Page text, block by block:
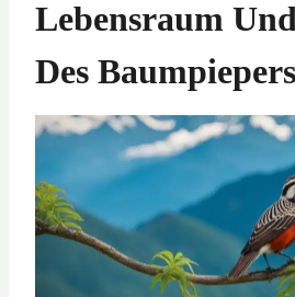
Lebensraum
Des Baumpiepers